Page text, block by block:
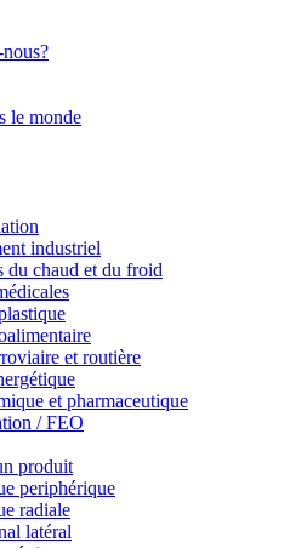
le monde
industriel
du chaud et du froid
et routière
et pharmaceutique
/ FEO
produit
periphérique
radiale
latéral